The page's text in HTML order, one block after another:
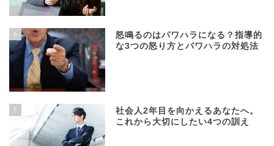
6
怒鳴るのはパワハラになる？指導的
な3つの怒り方とパワハラの対処法
7
社会人2年目を向かえるあなたへ。
これから大切にしたい4つの訓え